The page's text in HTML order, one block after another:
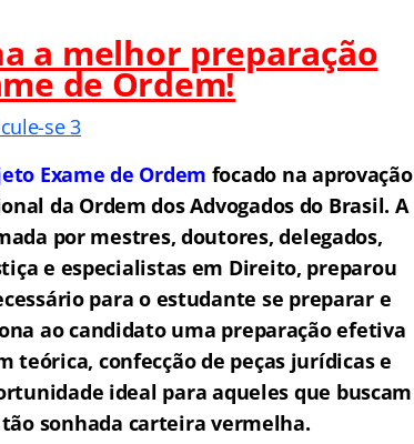
a melhor preparação
de Ordem!
Exame de Ordem focado na aprovação
da Ordem dos Advogados do Brasil. A
por mestres, doutores, delegados,
e especialistas em Direito, preparou
para o estudante se preparar e
ao candidato uma preparação efetiva
teórica, confecção de peças jurídicas e
ideal para aqueles que buscam
sonhada carteira vermelha.